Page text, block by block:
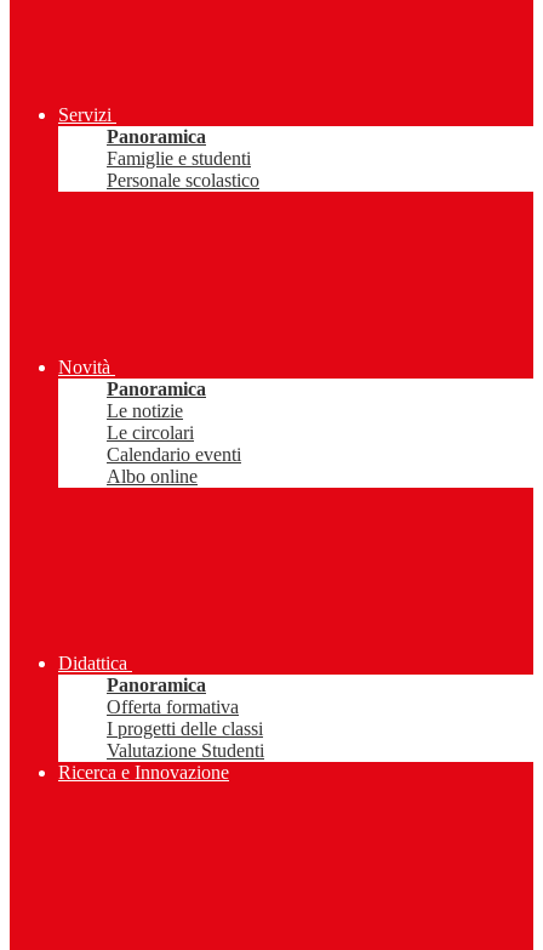
Servizi
Panoramica
Famiglie e studenti
Personale scolastico
Novità
Panoramica
Le notizie
Le circolari
Calendario eventi
Albo online
Didattica
Panoramica
Offerta formativa
I progetti delle classi
Valutazione Studenti
Ricerca e Innovazione